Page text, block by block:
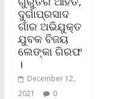
ଦୁର୍ଗାପ୍ରସାଦ
ଗାଁର ଅଭିଯୁକ୍ତ
ଯୁବକ ବିଜୟ
ଲେଙ୍କା ଗିରଫ
।
December 12,
2021
0